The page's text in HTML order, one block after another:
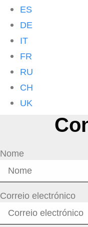
ES
DE
IT
FR
RU
CH
UK
Nome
Correio electrónico